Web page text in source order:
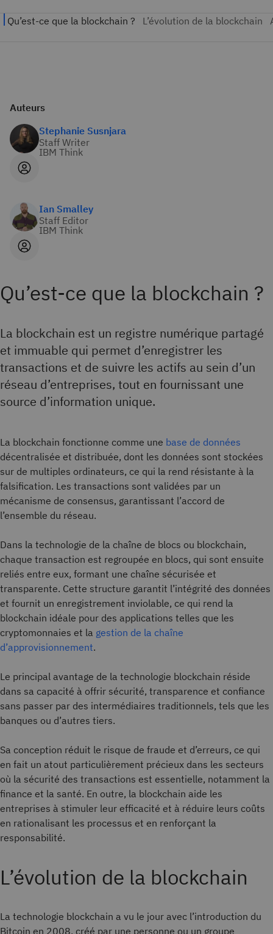
Auteurs
Stephanie Susnjara
Staff Writer
IBM Think
Ian Smalley
Staff Editor
IBM Think
Qu’est-ce que la blockchain ?
La blockchain est un registre numérique partagé
et immuable qui permet d’enregistrer les
transactions et de suivre les actifs au sein d’un
réseau d’entreprises, tout en fournissant une
source d’information unique.
La blockchain fonctionne comme une base de données
décentralisée et distribuée, dont les données sont stockées
sur de multiples ordinateurs, ce qui la rend résistante à la
falsification. Les transactions sont validées par un
mécanisme de consensus, garantissant l’accord de
l’ensemble du réseau.
Dans la technologie de la chaîne de blocs ou blockchain,
chaque transaction est regroupée en blocs, qui sont ensuite
reliés entre eux, formant une chaîne sécurisée et
transparente. Cette structure garantit l’intégrité des données
et fournit un enregistrement inviolable, ce qui rend la
blockchain idéale pour des applications telles que les
cryptomonnaies et la gestion de la chaîne
d’approvisionnement.
Le principal avantage de la technologie blockchain réside
dans sa capacité à offrir sécurité, transparence et confiance
sans passer par des intermédiaires traditionnels, tels que les
banques ou d’autres tiers.
Sa conception réduit le risque de fraude et d’erreurs, ce qui
en fait un atout particulièrement précieux dans les secteurs
où la sécurité des transactions est essentielle, notamment la
finance et la santé. En outre, la blockchain aide les
entreprises à stimuler leur efficacité et à réduire leurs coûts
en rationalisant les processus et en renforçant la
responsabilité.
L’évolution de la blockchain
La technologie blockchain a vu le jour avec l’introduction du
Bitcoin en 2008, créé par une personne ou un groupe